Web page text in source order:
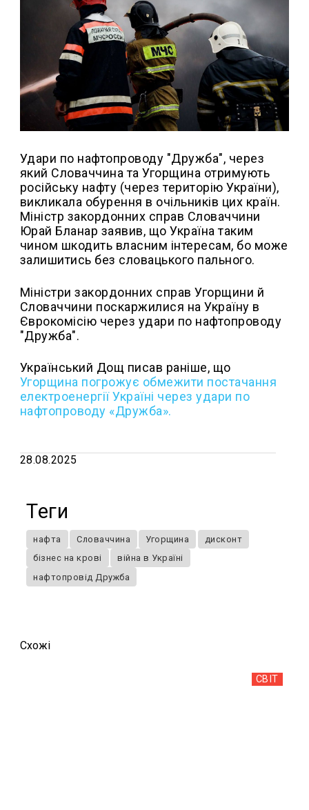
Удари по нафтопроводу "Дружба", через
який Словаччина та Угорщина отримують
російську нафту (через територію України),
викликала обурення в очільників цих країн.
Міністр закордонних справ Словаччини
Юрай Бланар заявив, що Україна таким
чином шкодить власним інтересам, бо може
залишитись без словацького пального.
Міністри закордонних справ Угорщини й
Словаччини поскаржилися на Україну в
Єврокомісію через удари по нафтопроводу
"Дружба".
Український Дощ писав раніше, що
Угорщина погрожує обмежити постачання
електроенергії Україні через удари по
нафтопроводу «Дружба».
28.08.2025
Теги
нафта Словаччина Угорщина
дисконт
бізнес на крові
війна в Україні
нафтопровід Дружба
Схожi
СВІТ